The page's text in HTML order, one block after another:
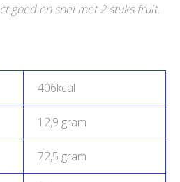
goed en snel met 2 stuks fruit.
406kcal
12,9 gram
72,5 gram